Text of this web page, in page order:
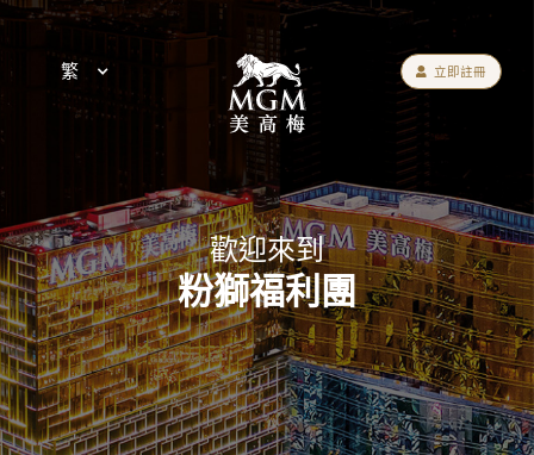
歡迎來到
粉獅福利團
立即註冊
繁